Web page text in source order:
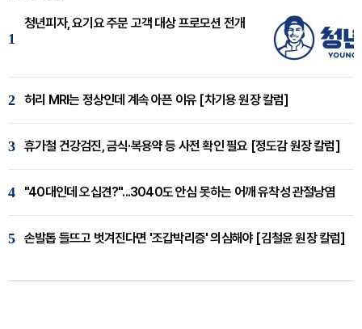
1
청년피자, 요기요 주문 고객 대상 프로모션 전개
2 허리 MRI는 정상인데 계속 아픈 이유 [차기용 원장 칼럼]
3 휴가철 건강검진, 금식·복용약 등 사전 확인 필요 [정도감 원장 칼럼]
4 "40대인데 오십견?"...3040도 안심 못하는 어깨 유착성 관절낭염
5 손발톱 들뜨고 벗겨진다면 '조갑박리증' 의심해야 [김철윤 원장 칼럼]